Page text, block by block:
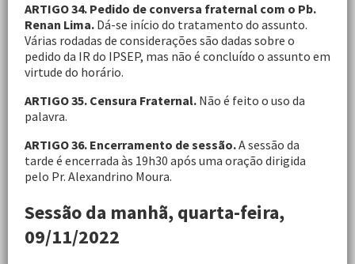
ARTIGO 34. Pedido de conversa fraternal com o Pb.
Renan Lima. Dá-se início do tratamento do assunto.
Várias rodadas de considerações são dadas sobre o
pedido da IR do IPSEP, mas não é concluído o assunto em
virtude do horário.
ARTIGO 35. Censura Fraternal. Não é feito o uso da
palavra.
ARTIGO 36. Encerramento de sessão.A sessão da
tarde é encerrada às 19h30 após uma oração dirigida
pelo Pr. Alexandrino Moura.
Sessão da manhã, quarta-feira,
09/11/2022